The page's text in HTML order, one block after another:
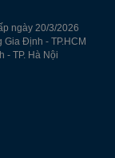
ngày 20/3/2026
Định - TP.HCM
- TP. Hà Nội